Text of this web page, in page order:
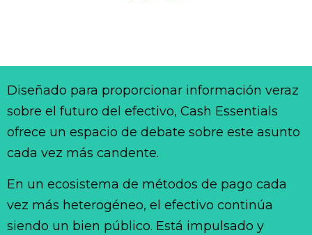
Diseñado para proporcionar información veraz
sobre el futuro del efectivo, Cash Essentials
ofrece un espacio de debate sobre este asunto
cada vez más candente.
En un ecosistema de métodos de pago cada
vez más heterogéneo, el efectivo continúa
siendo un bien público. Está impulsado y